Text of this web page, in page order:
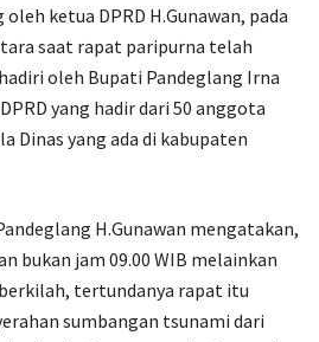
ketua DPRD H.Gunawan, pada
saat rapat paripurna telah
oleh Bupati Pandeglang Irna
yang hadir dari 50 anggota
Dinas yang ada di kabupaten
H.Gunawan mengatakan,
bukan jam 09.00 WIB melainkan
tertundanya rapat itu
sumbangan tsunami dari